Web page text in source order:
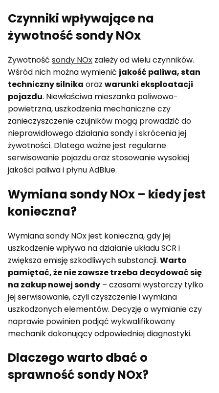
Czynniki wpływające na
żywotność sondy NOx
Żywotność sondy NOx zależy od wielu czynników.
Wśród nich można wymienić jakość paliwa, stan
techniczny silnika oraz warunki eksploatacji
pojazdu. Niewłaściwa mieszanka paliwowo-
powietrzna, uszkodzenia mechaniczne czy
zanieczyszczenie czujników mogą prowadzić do
nieprawidłowego działania sondy i skrócenia jej
żywotności. Dlatego ważne jest regularne
serwisowanie pojazdu oraz stosowanie wysokiej
jakości paliwa i płynu AdBlue.
Wymiana sondy NOx – kiedy jest
konieczna?
Wymiana sondy NOx jest konieczna, gdy jej
uszkodzenie wpływa na działanie układu SCR i
zwiększa emisję szkodliwych substancji. Warto
pamiętać, że nie zawsze trzeba decydować się
na zakup nowej sondy – czasami wystarczy tylko
jej serwisowanie, czyli czyszczenie i wymiana
uszkodzonych elementów. Decyzję o wymianie czy
naprawie powinien podjąć wykwalifikowany
mechanik dokonujący odpowiedniej diagnostyki.
Dlaczego warto dbać o
sprawność sondy NOx?